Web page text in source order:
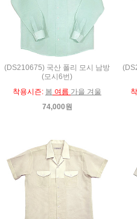
(DS210675) 국산 폴리 모시 남방
(모시6번)
착용시즌: 봄 여름 가을 겨울
74,000원